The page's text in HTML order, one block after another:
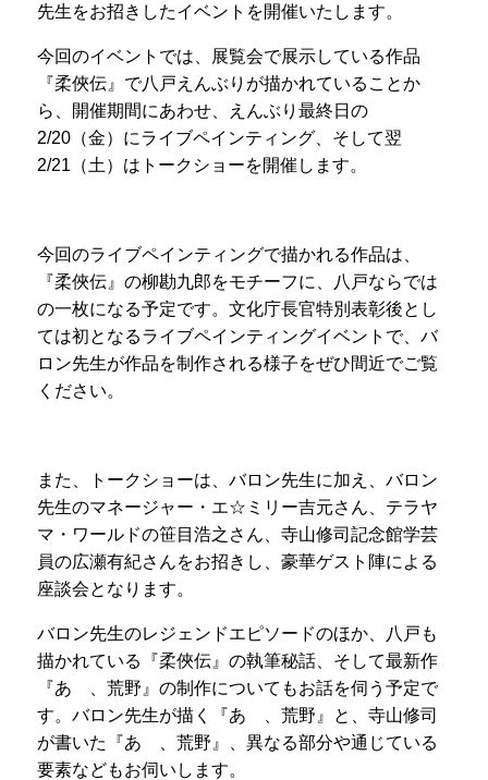
先生をお招きしたイベントを開催いたします。
今回のイベントでは、展覧会で展示している作品
『柔俠伝』で八戸えんぶりが描かれていることか
ら、開催期間にあわせ、えんぶり最終日の
2/20（金）にライブペインティング、そして翌
2/21（土）はトークショーを開催します。
今回のライブペインティングで描かれる作品は、
『柔俠伝』の柳勘九郎をモチーフに、八戸ならでは
の一枚になる予定です。文化庁長官特別表彰後とし
ては初となるライブペインティングイベントで、バ
ロン先生が作品を制作される様子をぜひ間近でご覧
ください。
また、トークショーは、バロン先生に加え、バロン
先生のマネージャー・エ☆ミリー吉元さん、テラヤ
マ・ワールドの笹目浩之さん、寺山修司記念館学芸
員の広瀬有紀さんをお招きし、豪華ゲスト陣による
座談会となります。
バロン先生のレジェンドエピソードのほか、八戸も
描かれている『柔俠伝』の執筆秘話、そして最新作
『あゝ、荒野』の制作についてもお話を伺う予定で
す。バロン先生が描く『あゝ、荒野』と、寺山修司
が書いた『あゝ、荒野』、異なる部分や通じている
要素などもお伺いします。